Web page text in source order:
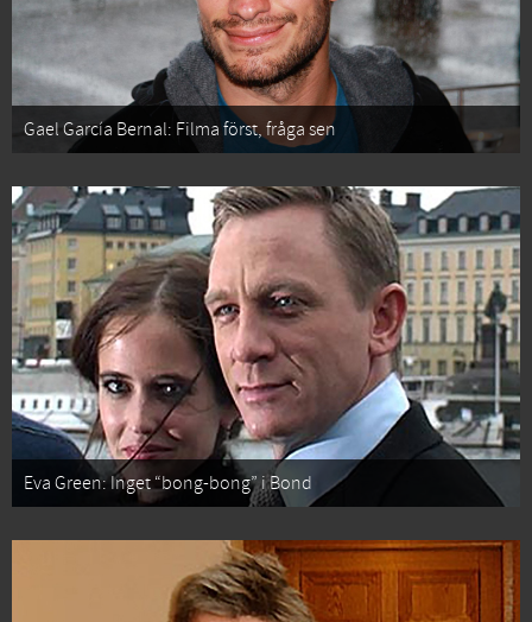
Gael García Bernal: Filma först, fråga sen
Eva Green: Inget “bong-bong” i Bond